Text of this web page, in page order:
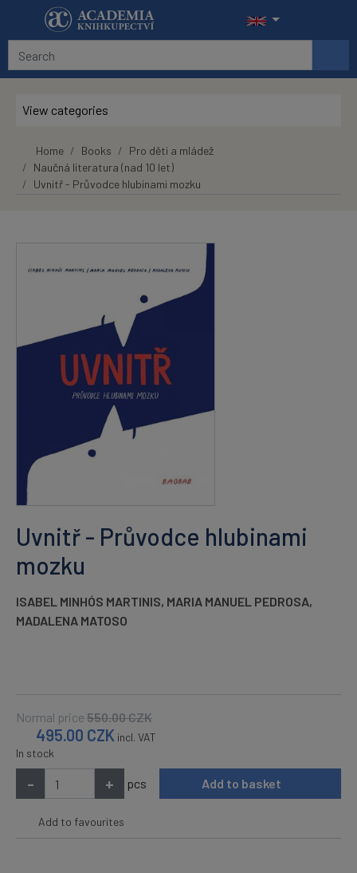
Skip to main content
View categories
Home Books
Pro děti a mládež
Naučná literatura (nad 10 let)
Uvnitř - Průvodce hlubinami mozku
Uvnitř - Průvodce hlubinami
mozku
ISABEL MINHÓS MARTINIS, MARIA MANUEL PEDROSA,
MADALENA MATOSO
Normal price 550.00CZK
495.00 CZK incl. VAT
In stock
- + pcs Add to basket
Add to favourites